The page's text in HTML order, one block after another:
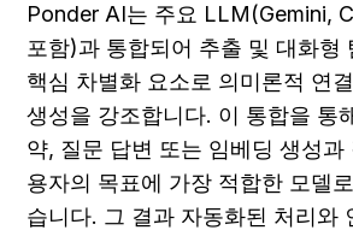
Ponder AI는 주요 LLM(Gemini,
포함)과 통합되어 추출 및 대화형
핵심 차별화 요소로 의미론적 연
생성을 강조합니다. 이 통합을 통
약, 질문 답변 또는 임베딩 생성과
용자의 목표에 가장 적합한 모델
습니다. 그 결과 자동화된 처리와